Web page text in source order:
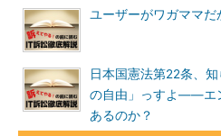
ユーザーがワガママだ
日本国憲法第22条、
の自由」っすよ――エ
あるのか？